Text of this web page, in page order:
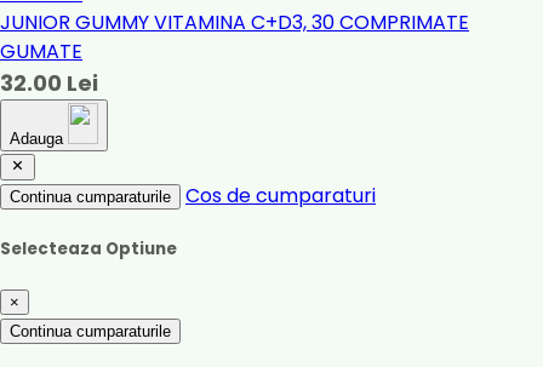
JUNIOR GUMMY VITAMINA C+D3, 30 COMPRIMATE
GUMATE
32.00 Lei
Adauga
Continua cumparaturile Cos de cumparaturi
Selecteaza Optiune
×
Continua cumparaturile